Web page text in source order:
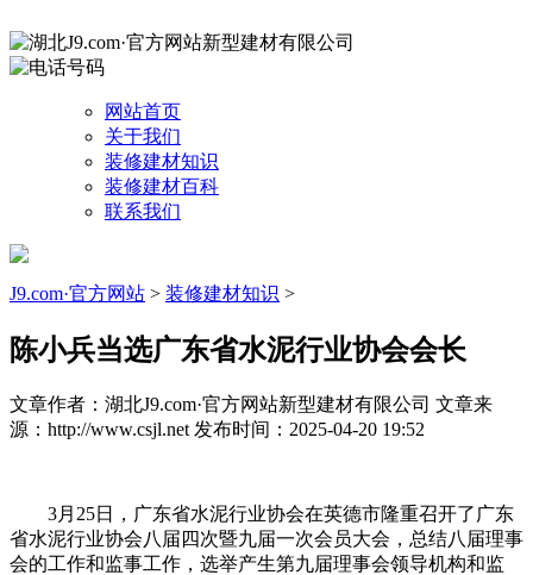
网站首页
关于我们
装修建材知识
装修建材百科
联系我们
J9.com·官方网站 > 装修建材知识 >
陈小兵当选广东省水泥行业协会会长
文章作者：湖北J9.com·官方网站新型建材有限公司 文章来
源：http://www.csjl.net 发布时间：2025-04-20 19:52
3月25日，广东省水泥行业协会在英德市隆重召开了广东
省水泥行业协会八届四次暨九届一次会员大会，总结八届理事
会的工作和监事工作，选举产生第九届理事会领导机构和监